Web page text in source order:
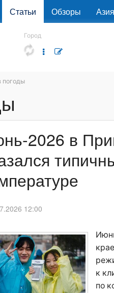
Статьи Обзоры Азия
Город
погоды
2026 в
12:00
к
по